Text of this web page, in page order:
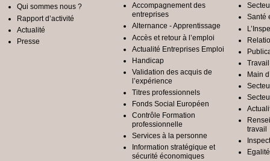
Qui sommes nous ?
Rapport d’activité
Actualité
Presse
Accompagnement des
entreprises
Alternance - Apprentissage
Accès et retour à l’emploi
Actualité Entreprises Emploi
Handicap
Validation des acquis de
l’expérience
Titres professionnels
Fonds Social Européen
Contrôle Formation
professionnelle
Services à la personne
Information stratégique et
sécurité économiques
Santé
Main
travail